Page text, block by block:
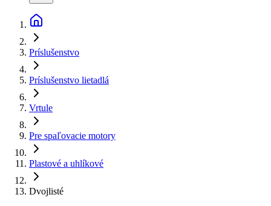
Príslušenstvo
Príslušenstvo lietadlá
Vrtule
Pre spaľovacie motory
Plastové a uhlíkové
Dvojlisté